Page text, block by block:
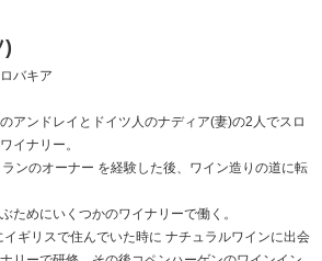
)
バキア
アンドレイとドイツ人のナディア(妻)の2人でスロ
イナリー。
ンのオーナー を経験した後、ワイン造りの道に転
ためにいくつかのワイナリーで働く。
ギリスで住んでいた時に ナチュラルワインに出会